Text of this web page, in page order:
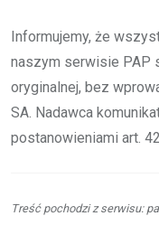
Informujemy, że
naszym serwisie PAP
oryginalnej, bez
SA. Nadawca
postanowieniami art.
Treść pochodzi z serwisu: